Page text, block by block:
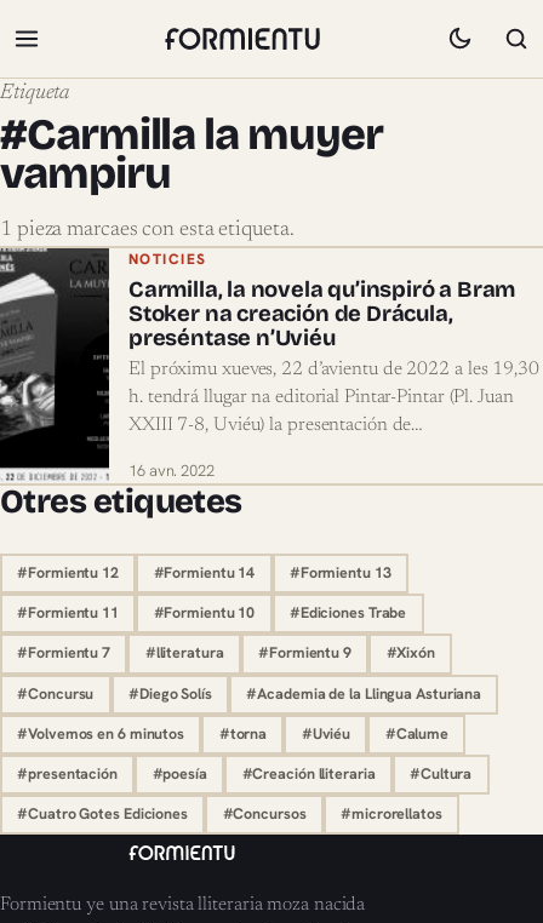
Etiqueta
#Carmilla la muyer
vampiru
1 pieza marcaes con esta etiqueta.
Pieces marcaes con #Carmilla la
NOTICIES
Carmilla, la novela qu’inspiró a Bram
Stoker na creación de Drácula,
preséntase n’Uviéu
El próximu xueves, 22 d’avientu de 2022 a les 19,30
h. tendrá llugar na editorial Pintar-Pintar (Pl. Juan
XXIII 7-8, Uviéu) la presentación de…
16 avn. 2022
Otres etiquetes
#Formientu 12 #Formientu 14 #Formientu 13
#Formientu 11 #Formientu 10 #Ediciones Trabe
#Formientu 7 #lliteratura #Formientu 9 #Xixón
#Concursu #Diego Solís #Academia de la Llingua Asturiana
#Volvemos en 6 minutos #torna #Uviéu #Calume
#presentación #poesía #Creación lliteraria #Cultura
#Cuatro Gotes Ediciones #Concursos #microrellatos
Formientu ye una revista lliteraria moza nacida